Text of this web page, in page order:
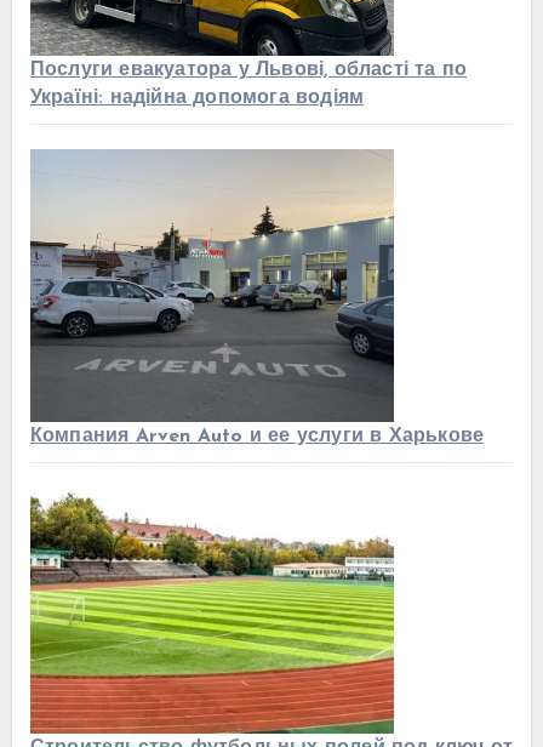
Послуги евакуатора у Львові, області та по
Україні: надійна допомога водіям
Компания Arven Auto и ее услуги в Харькове